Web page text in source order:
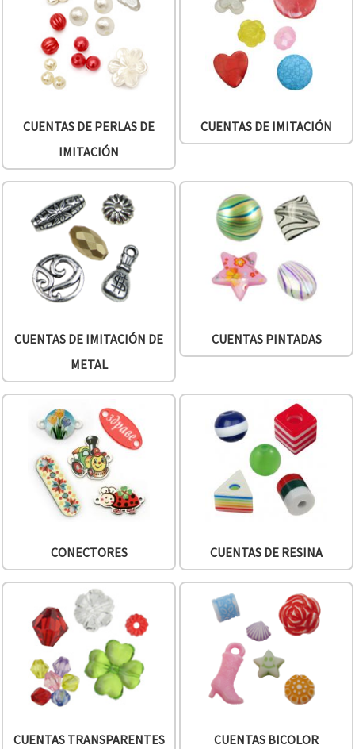
CUENTAS DE PERLAS DE
IMITACIÓN
CUENTAS DE IMITACIÓN
CUENTAS DE IMITACIÓN DE
METAL
CUENTAS PINTADAS
CONECTORES CUENTAS DE RESINA
CUENTAS TRANSPARENTES CUENTAS BICOLOR